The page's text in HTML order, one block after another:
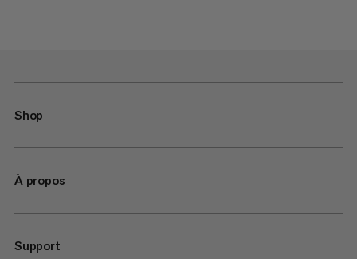
Shop
À propos
Support